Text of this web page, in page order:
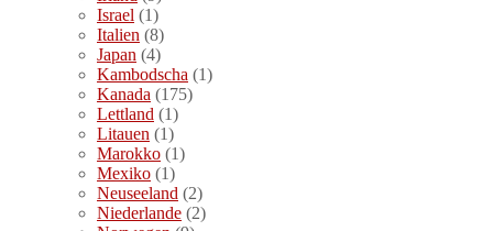
Israel (1)
Italien (8)
Japan (4)
Kambodscha (1)
Kanada (175)
Lettland (1)
Litauen (1)
Marokko (1)
Mexiko (1)
Neuseeland (2)
Niederlande (2)